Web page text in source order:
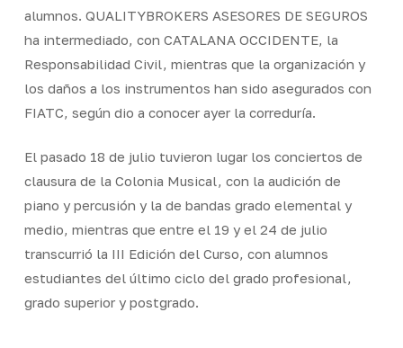
alumnos. QUALITYBROKERS ASESORES DE SEGUROS
ha intermediado, con CATALANA OCCIDENTE, la
Responsabilidad Civil, mientras que la organización y
los daños a los instrumentos han sido asegurados con
FIATC, según dio a conocer ayer la correduría.
El pasado 18 de julio tuvieron lugar los conciertos de
clausura de la Colonia Musical, con la audición de
piano y percusión y la de bandas grado elemental y
medio, mientras que entre el 19 y el 24 de julio
transcurrió la III Edición del Curso, con alumnos
estudiantes del último ciclo del grado profesional,
grado superior y postgrado.